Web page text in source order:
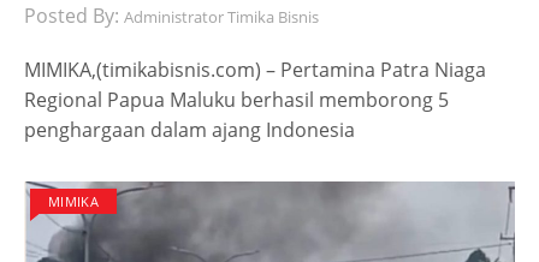
Posted By: Administrator Timika Bisnis
MIMIKA,(timikabisnis.com) – Pertamina Patra Niaga
Regional Papua Maluku berhasil memborong 5
penghargaan dalam ajang Indonesia
MIMIKA